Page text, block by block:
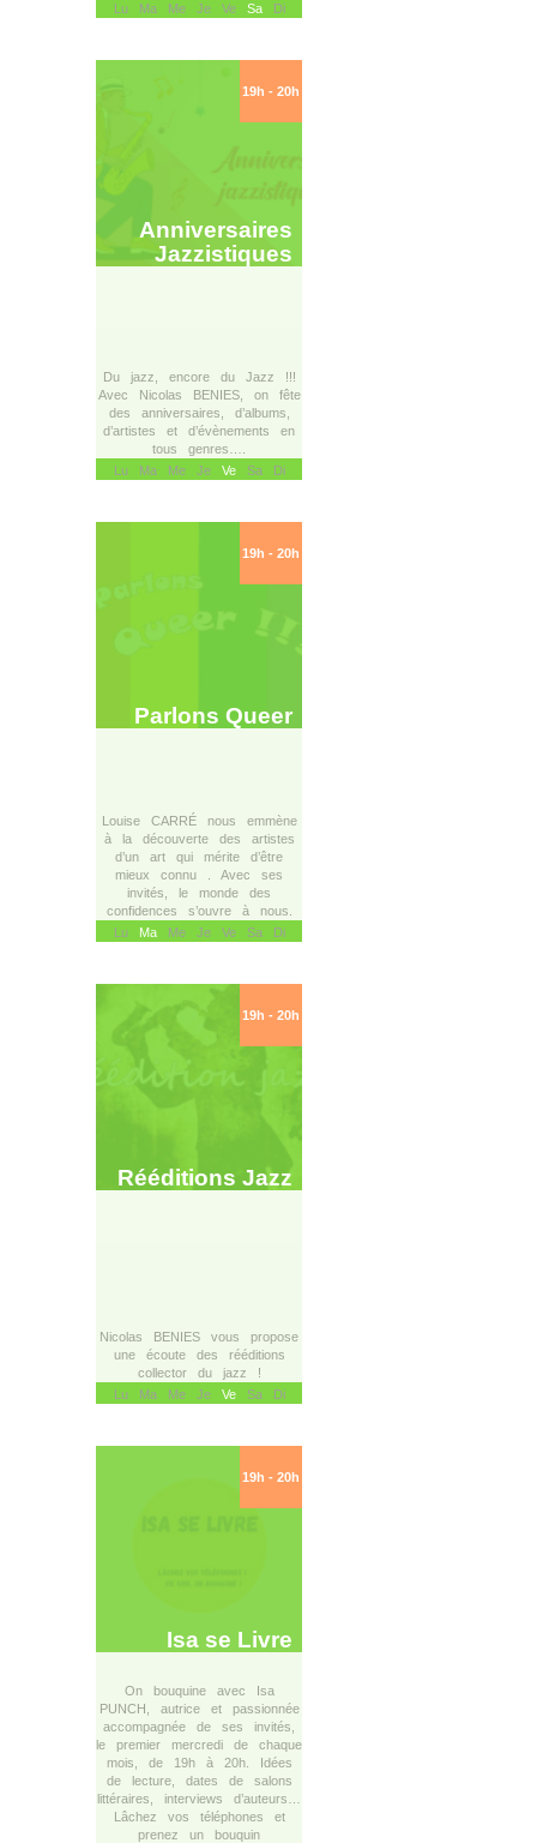
Lu Ma Me Je Ve SaDi
19h - 20h
Anniversaires
Jazzistiques
Du jazz, encore du Jazz !!!
Avec Nicolas BENIES, on fête
des anniversaires, d’albums,
d’artistes et d’évènements en
tous genres….
Lu Ma Me Je VeSa Di
19h - 20h
Parlons Queer
Louise CARRÉ nous emmène
à la découverte des artistes
d’un art qui mérite d’être
mieux connu . Avec ses
invités, le monde des
confidences s’ouvre à nous.
Lu
MaMe Je Ve Sa Di
19h - 20h
Rééditions Jazz
Nicolas BENIES vous propose
une écoute des rééditions
collector du jazz !
Lu Ma Me Je VeSa Di
19h - 20h
Isa se Livre
On bouquine avec Isa
PUNCH, autrice et passionnée
accompagnée de ses invités,
le premier mercredi de chaque
mois, de 19h à 20h. Idées
de lecture, dates de salons
littéraires, interviews d’auteurs…
Lâchez vos téléphones et
prenez un bouquin